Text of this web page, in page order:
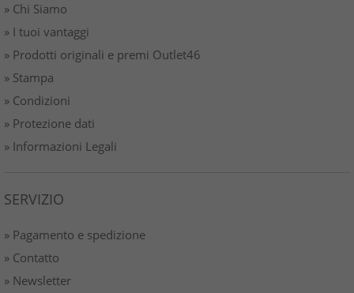
» Chi Siamo
» I tuoi vantaggi
» Prodotti originali e premi Outlet46
» Stampa
» Condizioni
» Protezione dati
» Informazioni Legali
SERVIZIO
» Pagamento e spedizione
» Contatto
» Newsletter